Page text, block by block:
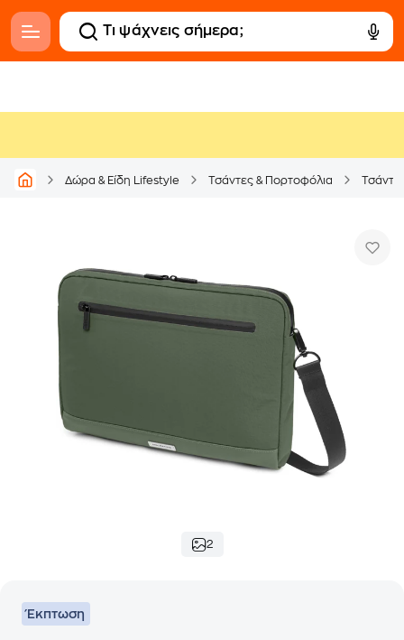
Δώρα & Είδη Lifestyle Τσάντες & Πορτοφόλια
2
Έκπτωση